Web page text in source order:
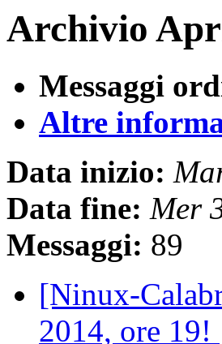
Archivio
Messaggi
Altre
Data inizio:
Data fine: Mer
Messaggi: 89
[Ninux-
2014, ore 19!